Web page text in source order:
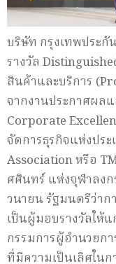
บริษัท กรุงเทพประกั
รางวัล
สินค้าและบริการ
จากงานประกาศผล
Corporate
จัดการธุรกิจแห่งปร
Association หรือ
ศศินทร์ แห่งจุฬาลง
วนายน รัฐมนตรีว่าก
เป็นผู้มอบรางวัลให้
กรรมการผู้อำนวยก
ที่มีความเป็นเลิศใน